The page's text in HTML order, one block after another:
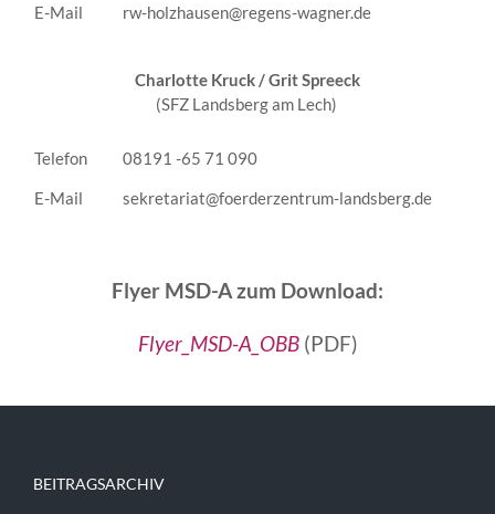
E-Mail
rw-holzhausen@regens-wagner.de
Charlotte Kruck /Grit Spreeck
(SFZ Landsberg am Lech)
Telefon
08191 -65 71 090
E-Mail
sekretariat@foerderzentrum-landsberg.de
Flyer MSD-A zum Download:
Flyer_MSD-A_OBB(PDF)
BEITRAGSARCHIV